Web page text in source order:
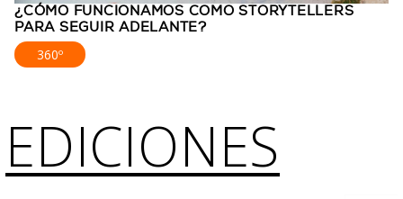
¿CÓMO FUNCIONAMOS COMO STORYTELLERS
PARA SEGUIR ADELANTE?
360º
EDICIONES